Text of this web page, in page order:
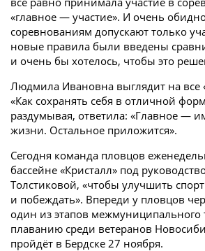
«главное — участие». И очень
соревнованиям допускают только
новые правила были введены
и очень бы хотелось, чтобы это
Людмила Ивановна выглядит на все
«Как сохранять себя в отличной
раздумывая, ответила: «Главное —
жизни. Остальное приложится».
Сегодня команда пловцов
бассейне «Кристалл» под
Толстиковой, «чтобы улучшить
и побеждать». Впереди у пловцов
один из этапов межмуниципального
плаванию среди ветеранов
пройдёт в Бердске 27 ноября.